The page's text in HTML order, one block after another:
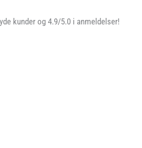
kunder og 4.9/5.0 i anmeldelser!